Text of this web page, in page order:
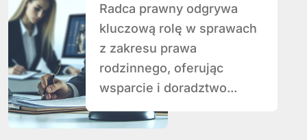
trudnych
sprawach?
Radca prawny odgrywa
kluczową rolę w sprawach
z zakresu prawa
rodzinnego, oferując
wsparcie i doradztwo...